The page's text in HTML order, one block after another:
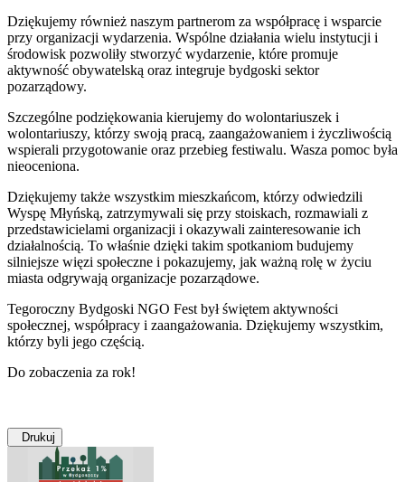
Dziękujemy również naszym partnerom za współpracę i wsparcie
przy organizacji wydarzenia. Wspólne działania wielu instytucji i
środowisk pozwoliły stworzyć wydarzenie, które promuje
aktywność obywatelską oraz integruje bydgoski sektor
pozarządowy.
Szczególne podziękowania kierujemy do wolontariuszek i
wolontariuszy, którzy swoją pracą, zaangażowaniem i życzliwością
wspierali przygotowanie oraz przebieg festiwalu. Wasza pomoc była
nieoceniona.
Dziękujemy także wszystkim mieszkańcom, którzy odwiedzili
Wyspę Młyńską, zatrzymywali się przy stoiskach, rozmawiali z
przedstawicielami organizacji i okazywali zainteresowanie ich
działalnością. To właśnie dzięki takim spotkaniom budujemy
silniejsze więzi społeczne i pokazujemy, jak ważną rolę w życiu
miasta odgrywają organizacje pozarządowe.
Tegoroczny Bydgoski NGO Fest był świętem aktywności
społecznej, współpracy i zaangażowania. Dziękujemy wszystkim,
którzy byli jego częścią.
Do zobaczenia za rok!
Drukuj